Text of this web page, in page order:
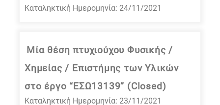
Καταληκτική Ημερομηνία: 24/11/2021
Μία θέση πτυχιούχου Φυσικής /
Χημείας / Επιστήμης των Υλικών
στο έργο “ΕΣΩ13139” (Closed)
Καταληκτική Ημερομηνία: 23/11/2021